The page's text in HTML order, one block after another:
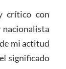
crítico con
nacionalista
mi actitud
significado